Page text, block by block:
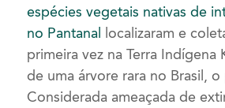
espécies vegetais nativas de
no Pantanal
localizaram e
primeira vez na Terra Indígena
de uma árvore rara no Brasil, o
Considerada ameaçada de